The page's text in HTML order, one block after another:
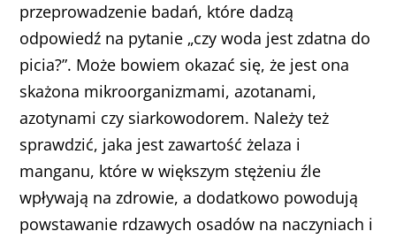
przeprowadzenie badań, które dadzą
odpowiedź na pytanie „czy woda jest zdatna do
picia?”. Może bowiem okazać się, że jest ona
skażona mikroorganizmami, azotanami,
azotynami czy siarkowodorem. Należy też
sprawdzić, jaka jest zawartość żelaza i
manganu, które w większym stężeniu źle
wpływają na zdrowie, a dodatkowo powodują
powstawanie rdzawych osadów na naczyniach i